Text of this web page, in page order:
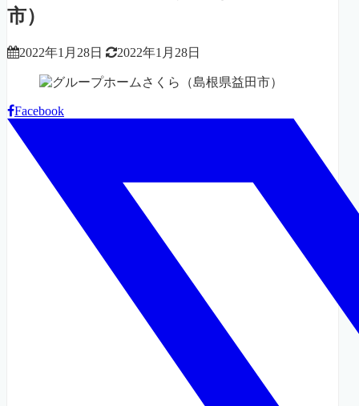
市）
2022年1月28日 2022年1月28日
Facebook